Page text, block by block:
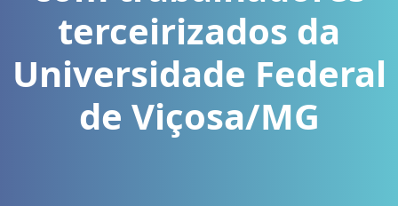
terceirizados da
Universidade Federal
de Viçosa/MG